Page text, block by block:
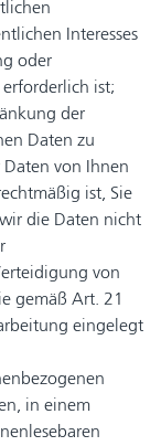
Interesses
oder
ist;
der
Daten zu
von Ihnen
ist, Sie
die Daten nicht
von
gemäß Art. 21
eingelegt
in einem